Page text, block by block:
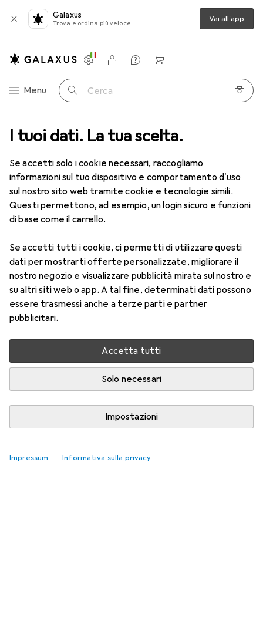
I tuoi dati. La tua scelta.
Se accetti solo i cookie necessari, raccogliamo
informazioni sul tuo dispositivo e comportamento d'uso
sul nostro sito web tramite cookie e tecnologie simili.
Questi permettono, ad esempio, un login sicuro e funzioni
di base come il carrello.
Se accetti tutti i cookie, ci permetti di utilizzare questi
dati per mostrarti offerte personalizzate, migliorare il
nostro negozio e visualizzare pubblicità mirata sul nostro e
su altri siti web o app. A tal fine, determinati dati possono
essere trasmessi anche a terze parti e partner
pubblicitari.
Accetta tutti
Solo necessari
Impostazioni
Impressum Informativa sulla privacy
Galaxus
Trova e ordina più veloce Vai all'app
Categoria Navigazione
Menu Cerca
Impostazioni
Conto cliente
Liste di confronto
Liste dei desideri
Carrello